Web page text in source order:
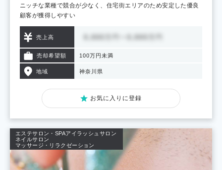
ニッチな業種で競合が少なく、住宅街エリアのため安定した優良
顧客が獲得しやすい
売上高
売却希望額 100万円未満
地域 神奈川県
お気に入りに登録
エステサロン・SPAアイラッシュサロン
ネイルサロン
マッサージ・リラクゼーション